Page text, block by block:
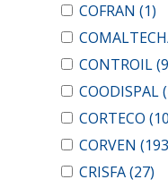
COFRAN (1)
CONTROIL
COODISPAL
CORTECO
CORVEN
CRISFA(27)